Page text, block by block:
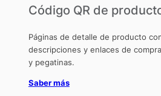
Código QR de
Páginas de detalle de producto
descripciones y enlaces de
y pegatinas.
Saber más